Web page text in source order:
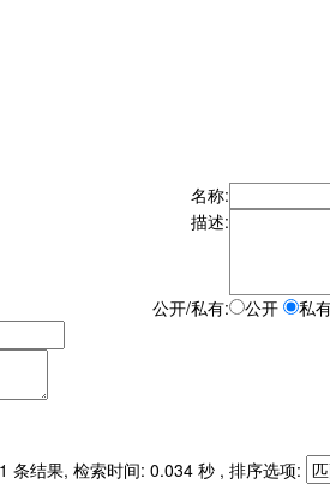
名称:
描述:
公开/私有: 公开
私
条结果, 检索时间: 0.034 秒 , 排序选项: